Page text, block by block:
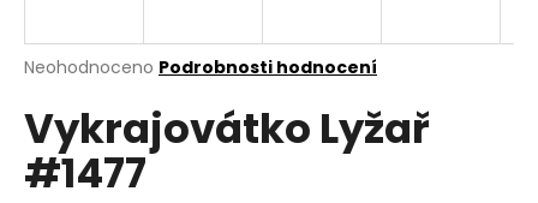
Průměrné
produktu
je
0,0
z
Neohodnoceno Podrobnosti hodnocení
Vykrajovátko Lyžař
#1477
j
t
?